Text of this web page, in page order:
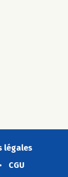
légales
CGU